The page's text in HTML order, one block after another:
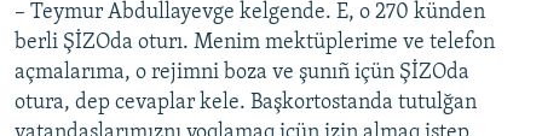
– Teymur Abdullayevge kelgende. E, o 270 künden
berli ŞİZOda oturı. Menim mektüplerime ve telefon
açmalarıma, o rejimni boza ve şunıñ içün ŞİZOda
otura, dep cevaplar kele. Başkortostanda tutulğan